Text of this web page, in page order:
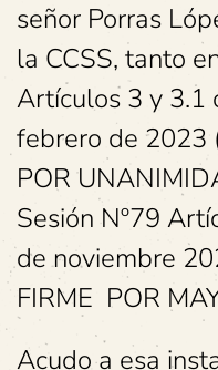
señor Porras
la CCSS, tanto
Artículos 3 y 3.1
febrero de 2023
POR
Sesión Nº79
de noviembre
FIRME POR
Acudo a esa